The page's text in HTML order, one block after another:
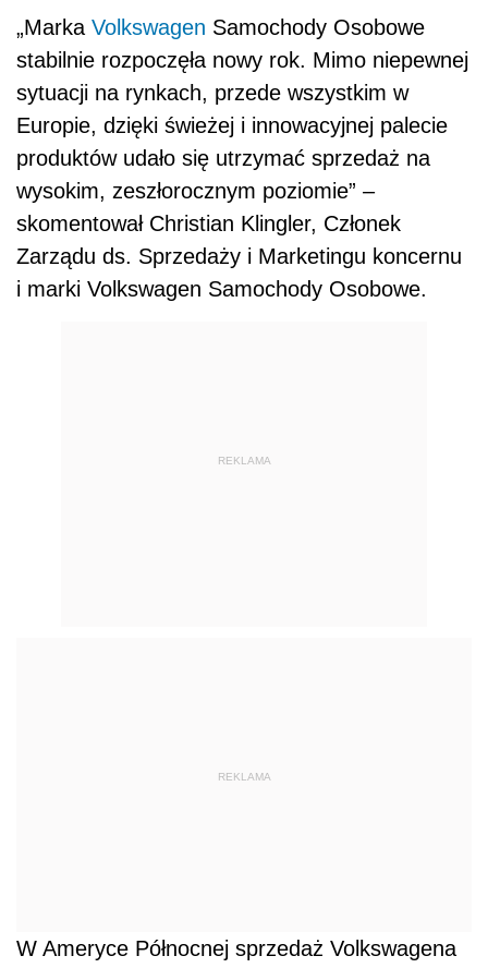
„Marka Volkswagen Samochody Osobowe
stabilnie rozpoczęła nowy rok. Mimo niepewnej
sytuacji na rynkach, przede wszystkim w
Europie, dzięki świeżej i innowacyjnej palecie
produktów udało się utrzymać sprzedaż na
wysokim, zeszłorocznym poziomie” –
skomentował Christian Klingler, Członek
Zarządu ds. Sprzedaży i Marketingu koncernu
i marki Volkswagen Samochody Osobowe.
REKLAMA
REKLAMA
W Ameryce Północnej sprzedaż Volkswagena